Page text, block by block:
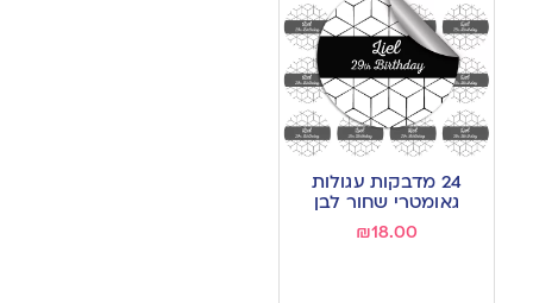
24 מדבקות עגולות
גאומטרי שחור לבן
₪18.00